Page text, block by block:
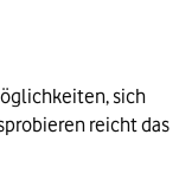
sich
reicht das